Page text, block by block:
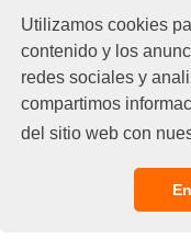
Utilizamos cookies
contenido y los
redes sociales y
compartimos
del sitio web con
© 2021 Chat Gratis